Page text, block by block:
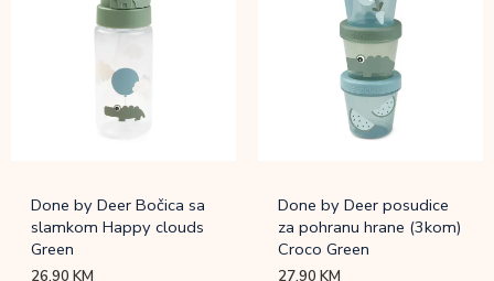
Done by Deer Bočica sa
slamkom Happy clouds
Green
26,90KM
Done by Deer posudice
za pohranu hrane (3kom)
Croco Green
27,90KM